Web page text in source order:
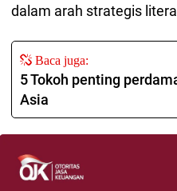
dalam arah strategis
Baca juga:
5 Tokoh penting
Asia